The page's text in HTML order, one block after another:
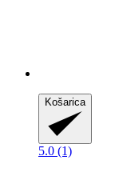
Košarica
5.0 (1)